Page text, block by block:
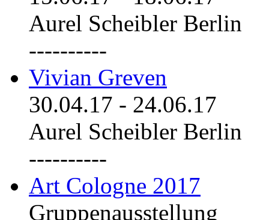
Aurel Scheibler Berlin
----------
Vivian Greven
30.04.17 - 24.06.17
Aurel Scheibler Berlin
----------
Art Cologne 2017
Gruppenausstellung